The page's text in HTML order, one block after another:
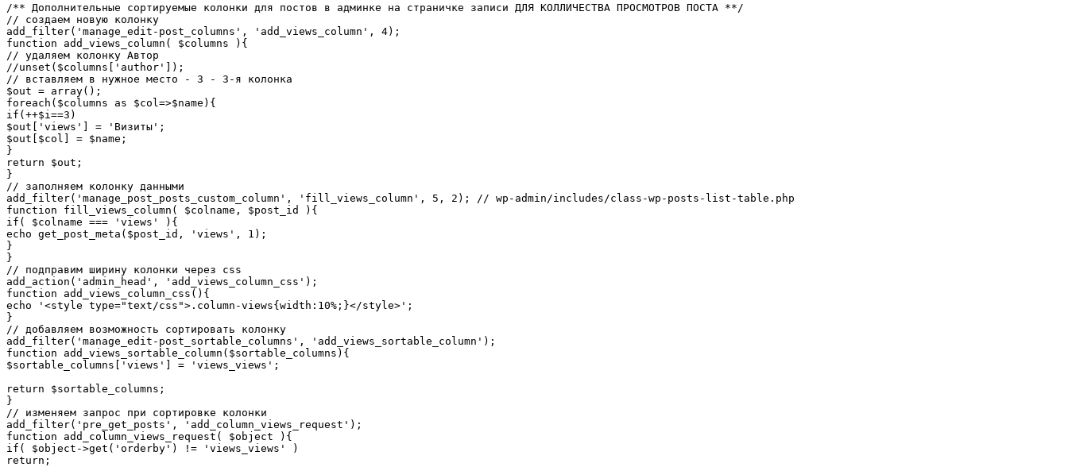
/** Дополнительные сортируемые колонки для постов в админке на страничке записи ДЛЯ КОЛЛИЧЕСТВА ПРОСМОТРОВ ПОСТА **/
// создаем новую колонку
add_filter('manage_edit-post_columns', 'add_views_column', 4);
function add_views_column( $columns ){
// удаляем колонку Автор
//unset($columns['author']);
// вставляем в нужное место - 3 - 3-я колонка
$out = array();
foreach($columns as $col=>$name){
if(++$i==3)
$out['views'] = 'Визиты';
$out[$col] = $name;
}
return $out;
}
// заполняем колонку данными
add_filter('manage_post_posts_custom_column', 'fill_views_column', 5, 2); // wp-admin/includes/class-wp-posts-list-table.php
function fill_views_column( $colname, $post_id ){
if( $colname === 'views' ){
echo get_post_meta($post_id, 'views', 1);
}
}
// подправим ширину колонки через css
add_action('admin_head', 'add_views_column_css');
function add_views_column_css(){
echo '<style type="text/css">.column-views{width:10%;}</style>';
}
// добавляем возможность сортировать колонку
add_filter('manage_edit-post_sortable_columns', 'add_views_sortable_column');
function add_views_sortable_column($sortable_columns){
$sortable_columns['views'] = 'views_views';
return $sortable_columns;
}
// изменяем запрос при сортировке колонки
add_filter('pre_get_posts', 'add_column_views_request');
function add_column_views_request( $object ){
if( $object->get('orderby') != 'views_views' )
return;